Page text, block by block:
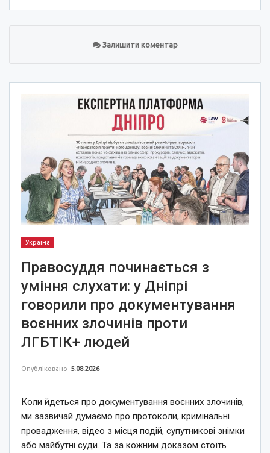
Залишити коментар
Україна
Правосуддя починається з
уміння слухати: у Дніпрі
говорили про документування
воєнних злочинів проти
ЛГБТІК+ людей
Опубліковано 5.08.2026
Коли йдеться про документування воєнних злочинів,
ми зазвичай думаємо про протоколи, кримінальні
провадження, відео з місця подій, супутникові знімки
або майбутні суди. Та за кожним доказом стоїть